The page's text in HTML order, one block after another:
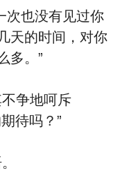
也没有见过你
天的时间，对你
多。”
争地呵斥
待吗？”